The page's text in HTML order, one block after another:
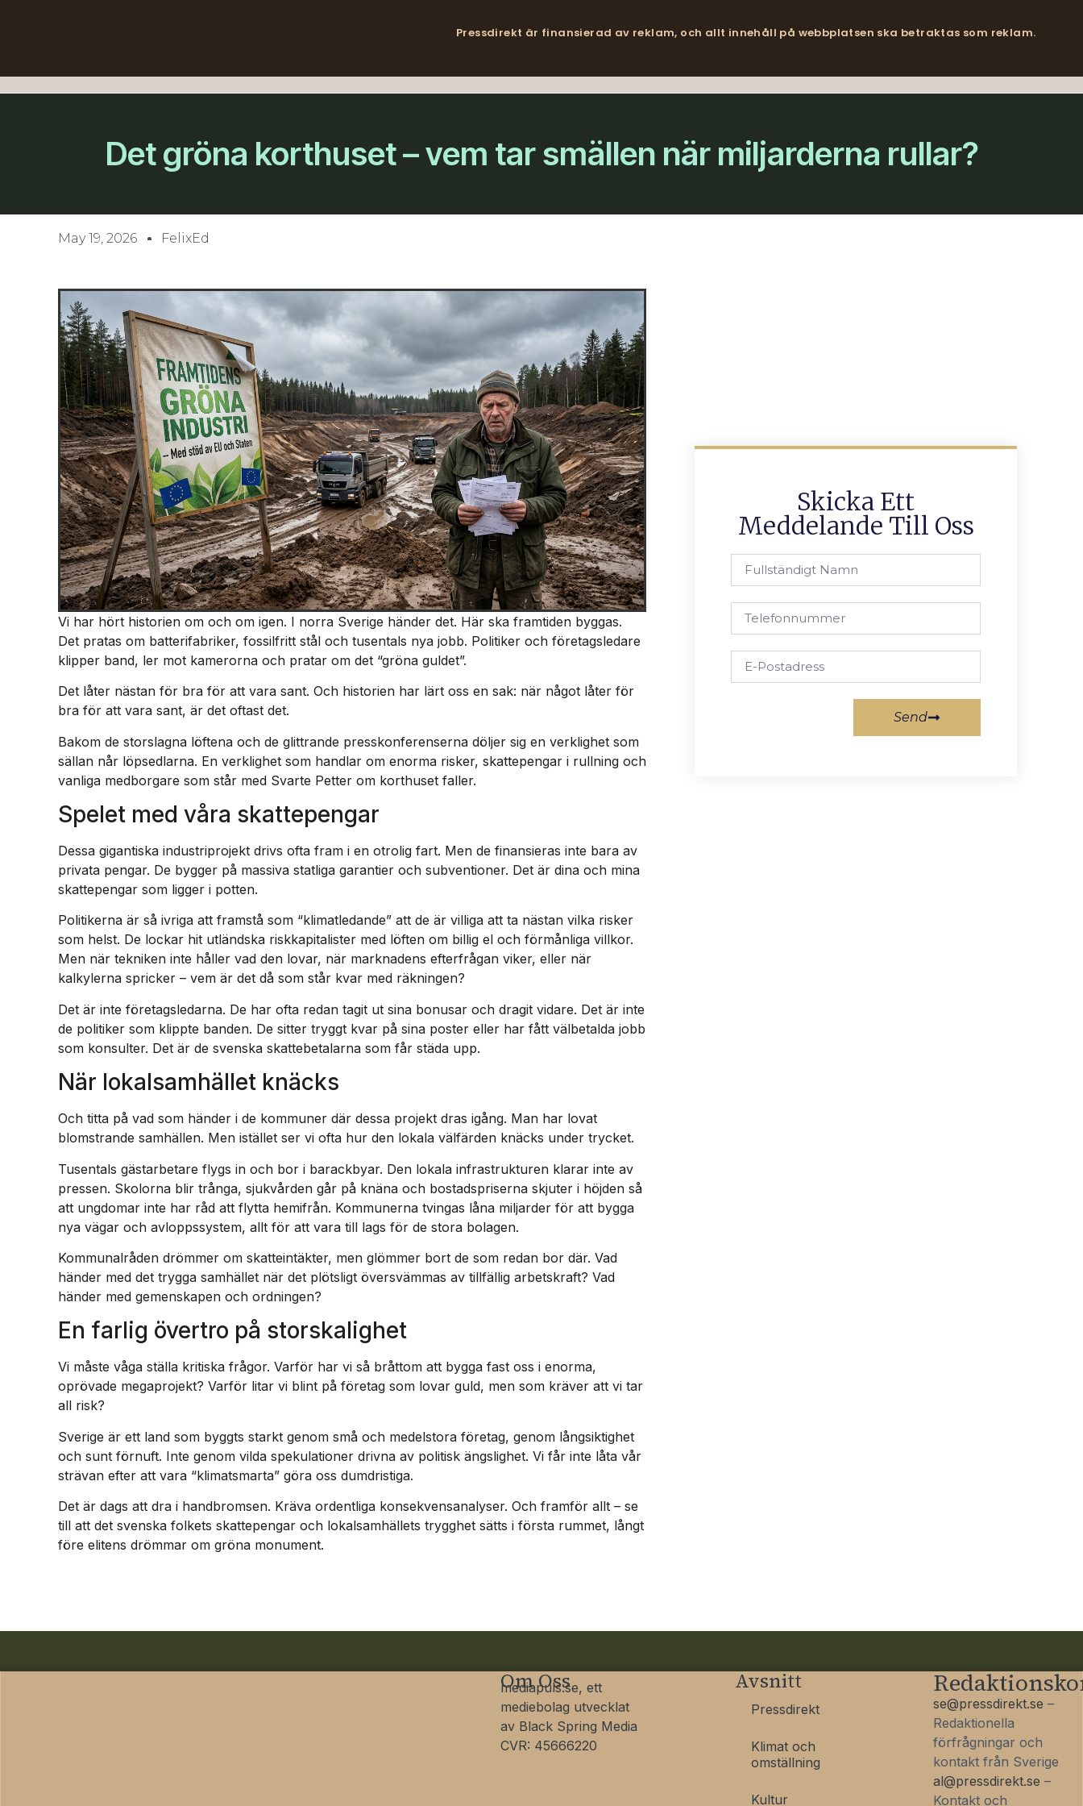
Pressdirekt är finansierad av reklam, och allt innehåll på webbplatsen ska betraktas som reklam.
Det gröna korthuset – vem tar smällen när miljarderna rullar?
May 19, 2026 FelixEd
Vi har hört historien om och om igen. I norra Sverige händer det. Här ska framtiden byggas.
Det pratas om batterifabriker, fossilfritt stål och tusentals nya jobb. Politiker och företagsledare
klipper band, ler mot kamerorna och pratar om det “gröna guldet”.
Det låter nästan för bra för att vara sant. Och historien har lärt oss en sak: när något låter för
bra för att vara sant, är det oftast det.
Bakom de storslagna löftena och de glittrande presskonferenserna döljer sig en verklighet som
sällan når löpsedlarna. En verklighet som handlar om enorma risker, skattepengar i rullning och
vanliga medborgare som står med Svarte Petter om korthuset faller.
Spelet med våra skattepengar
Dessa gigantiska industriprojekt drivs ofta fram i en otrolig fart. Men de finansieras inte bara av
privata pengar. De bygger på massiva statliga garantier och subventioner. Det är dina och mina
skattepengar som ligger i potten.
Politikerna är så ivriga att framstå som “klimatledande” att de är villiga att ta nästan vilka risker
som helst. De lockar hit utländska riskkapitalister med löften om billig el och förmånliga villkor.
Men när tekniken inte håller vad den lovar, när marknadens efterfrågan viker, eller när
kalkylerna spricker – vem är det då som står kvar med räkningen?
Det är inte företagsledarna. De har ofta redan tagit ut sina bonusar och dragit vidare. Det är inte
de politiker som klippte banden. De sitter tryggt kvar på sina poster eller har fått välbetalda jobb
som konsulter. Det är de svenska skattebetalarna som får städa upp.
När lokalsamhället knäcks
Och titta på vad som händer i de kommuner där dessa projekt dras igång. Man har lovat
blomstrande samhällen. Men istället ser vi ofta hur den lokala välfärden knäcks under trycket.
Tusentals gästarbetare flygs in och bor i barackbyar. Den lokala infrastrukturen klarar inte av
pressen. Skolorna blir trånga, sjukvården går på knäna och bostadspriserna skjuter i höjden så
att ungdomar inte har råd att flytta hemifrån. Kommunerna tvingas låna miljarder för att bygga
nya vägar och avloppssystem, allt för att vara till lags för de stora bolagen.
Kommunalråden drömmer om skatteintäkter, men glömmer bort de som redan bor där. Vad
händer med det trygga samhället när det plötsligt översvämmas av tillfällig arbetskraft? Vad
händer med gemenskapen och ordningen?
En farlig övertro på storskalighet
Vi måste våga ställa kritiska frågor. Varför har vi så bråttom att bygga fast oss i enorma,
oprövade megaprojekt? Varför litar vi blint på företag som lovar guld, men som kräver att vi tar
all risk?
Sverige är ett land som byggts starkt genom små och medelstora företag, genom långsiktighet
och sunt förnuft. Inte genom vilda spekulationer drivna av politisk ängslighet. Vi får inte låta vår
strävan efter att vara “klimatsmarta” göra oss dumdristiga.
Det är dags att dra i handbromsen. Kräva ordentliga konsekvensanalyser. Och framför allt – se
till att det svenska folkets skattepengar och lokalsamhällets trygghet sätts i första rummet, långt
före elitens drömmar om gröna monument.
Skicka Ett
Meddelande Till Oss
Send
Om Oss
mediapuls.se, ett
mediebolag utvecklat
av Black Spring Media
CVR: 45666220
Avsnitt
Pressdirekt
Klimat och
omställning
Kultur
se@pressdirekt.se –
Redaktionella
förfrågningar och
kontakt från Sverige
al@pressdirekt.se –
Kontakt och